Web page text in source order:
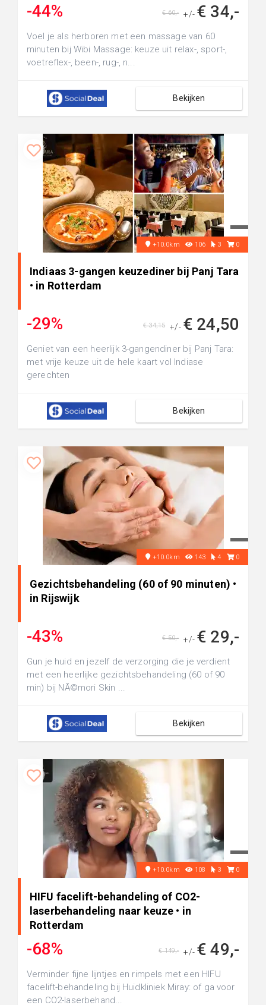
-44% +/- € 34,-
€ 60,-
Voel je als herboren met een massage van 60
minuten bij Wibi Massage: keuze uit relax-, sport-,
voetreflex-, been-, rug-, n...
Bekijken
+10.0km 106 3 0
Indiaas 3-gangen keuzediner bij Panj Tara
• in Rotterdam
-29% +/- € 24,50
€ 34,15
Geniet van een heerlijk 3-gangendiner bij Panj Tara:
met vrije keuze uit de hele kaart vol Indiase
gerechten
Bekijken
+10.0km 143 4 0
Gezichtsbehandeling (60 of 90 minuten) •
in Rijswijk
-43% +/- € 29,-
€ 50,-
Gun je huid en jezelf de verzorging die je verdient
met een heerlijke gezichtsbehandeling (60 of 90
min) bij NÃ©mori Skin ...
Bekijken
+10.0km 108 3 0
HIFU facelift-behandeling of CO2-
laserbehandeling naar keuze • in
Rotterdam
-68% +/- € 49,-
€ 149,-
Verminder fijne lijntjes en rimpels met een HIFU
facelift-behandeling bij Huidkliniek Miray: of ga voor
een CO2-laserbehand...